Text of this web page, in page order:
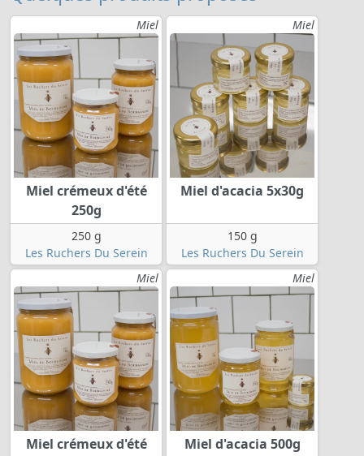
Miel
Miel crémeux d'été
250g
250 g
Les Ruchers Du Serein
Miel
Miel d'acacia 5x30g
150 g
Les Ruchers Du Serein
Miel
Miel crémeux d'été
Miel
Miel d'acacia 500g